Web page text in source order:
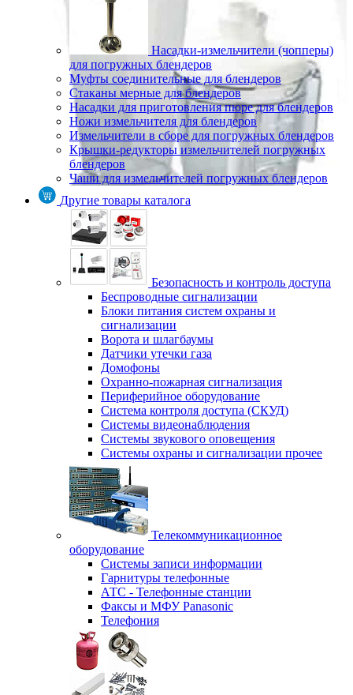
Насадки-измельчители (чопперы)
для погружных блендеров
Муфты соединительные для блендеров
Стаканы мерные для блендеров
Насадки для приготовления пюре для блендеров
Ножи измельчителя для блендеров
Измельчители в сборе для погружных блендеров
Крышки-редукторы измельчителей погружных
блендеров
Чаши для измельчителей погружных блендеров
Другие товары каталога
Безопасность и контроль доступа
Беспроводные сигнализации
Блоки питания систем охраны и
сигнализации
Ворота и шлагбаумы
Датчики утечки газа
Домофоны
Охранно-пожарная сигнализация
Периферийное оборудование
Система контроля доступа (СКУД)
Системы видеонаблюдения
Системы звукового оповещения
Системы охраны и сигнализации прочее
Телекоммуникационное
оборудование
Системы записи информации
Гарнитуры телефонные
АТС - Телефонные станции
Факсы и МФУ Panasonic
Телефония